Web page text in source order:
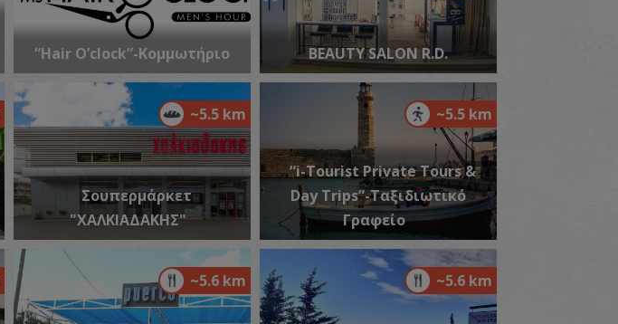
Φαρμακείο Κουβίδη Βασιλικής - Γάζι
~5.4Km
Φαρμακείο Χατζηνικόλα Ανθούλας -
Αμμουδάρα
ΦΑΡΜΑΚΕΙΑ ~5.7Km
“Hair O’clock”-Κομμωτήριο BEAUTY SALON R.D.
~5.5 km
Σουπερμάρκετ
"ΧΑΛΚΙΑΔΑΚΗΣ"
~5.5 km
“i-Tourist Private Tours &
Day Trips”-Ταξιδιωτικό
Γραφείο
~5.6 km ~5.6 km